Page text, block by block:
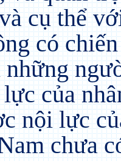
cụ thể
có
những
của
nội lực
chưa